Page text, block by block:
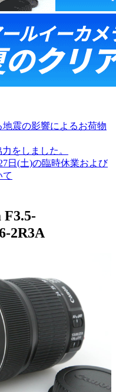
地震の影響によるお荷物
をしました。
日(土)の臨時休業および
て
F3.5-
2R3A